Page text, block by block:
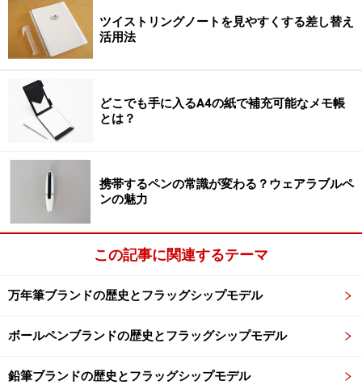
を現代風にアレンジしたものだ。
手の平サイズのコンパクトさ
スリムサイズの手帳ほどのコンパクトさ、そして薄さ。
日記というと分厚いものが多いので新鮮な印象だ。記入
スペースは、その日の「出来事」とその詳細を数行書く
というシンプルフォーマット。1ページが4等分されてい
るので、書ける分量としては少ないが、その分この薄さ
でも448個分の出来事が書けてしまう。
1日に出来事を1個書くのもよし、出来事がたくさんあれ
ば、1日に何個書いたっていい。また、日付がないフリ
ータイプのため、毎日書く必要もない。手帳のすき間に
さしこんで、思いついた時に書くというライトな日記で
ツイストリングノートを見やすくする差し替え
活用法
どこでも手に入るA4の紙で補充可能なメモ帳
とは？
携帯するペンの常識が変わる？ウェアラブルペ
ンの魅力
この記事に関連するテーマ
万年筆ブランドの歴史とフラッグシップモデル
ボールペンブランドの歴史とフラッグシップモデル
鉛筆ブランドの歴史とフラッグシップモデル